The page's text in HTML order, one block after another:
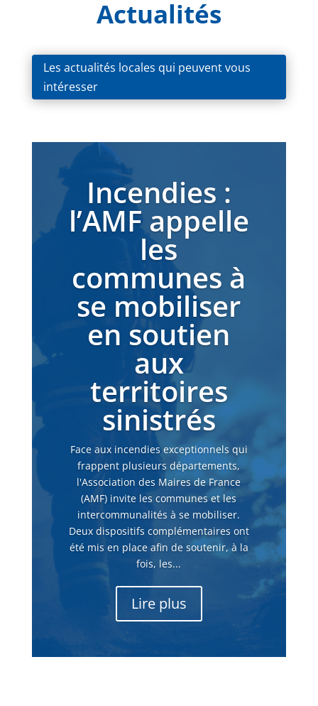
Actualités
Les actualités locales qui peuvent vous
intéresser
Incendies :
l’AMF appelle
les
communes à
se mobiliser
en soutien
aux
territoires
sinistrés
Face aux incendies exceptionnels qui
frappent plusieurs départements,
l'Association des Maires de France
(AMF) invite les communes et les
intercommunalités à se mobiliser.
Deux dispositifs complémentaires ont
été mis en place afin de soutenir, à la
fois, les...
Lire plus